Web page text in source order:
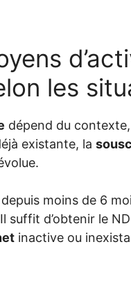
les
dépend du
existante, la
moins de 6
suffit d’obtenir le
inactive ou